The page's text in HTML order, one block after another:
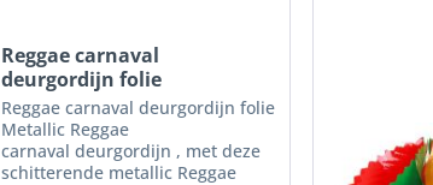
Reggae carnaval
deurgordijn folie
Reggae carnaval deurgordijn folie
Metallic Reggae
carnaval deurgordijn , met deze
schitterende metallic Reggae